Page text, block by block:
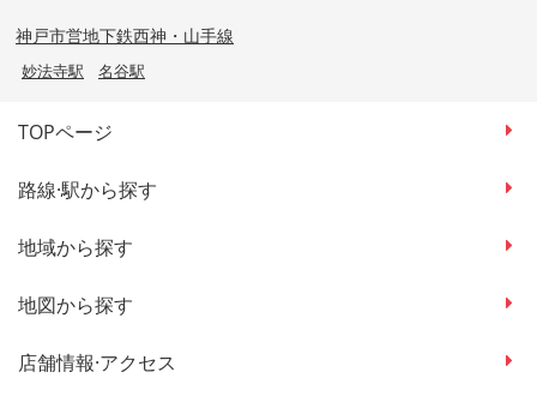
神戸市営地下鉄西神・山手線
妙法寺駅 名谷駅
TOPページ
路線·駅から探す
地域から探す
地図から探す
店舗情報·アクセス